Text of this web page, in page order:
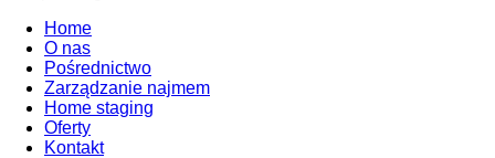
Home
O nas
Pośrednictwo
Zarządzanie najmem
Home staging
Oferty
Kontakt